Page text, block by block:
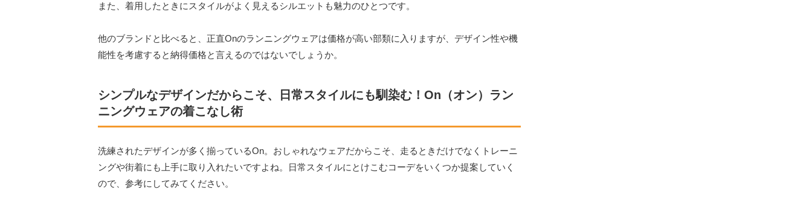
また、着用したときにスタイルがよく見えるシルエットも魅力のひとつです。
他のブランドと比べると、正直Onのランニングウェアは価格が高い部類に入りますが、デザイン性や機
能性を考慮すると納得価格と言えるのではないでしょうか。
シンプルなデザインだからこそ、日常スタイルにも馴染む！On（オン）ラン
ニングウェアの着こなし術
洗練されたデザインが多く揃っているOn。おしゃれなウェアだからこそ、走るときだけでなくトレーニ
ングや街着にも上手に取り入れたいですよね。日常スタイルにとけこむコーデをいくつか提案していく
ので、参考にしてみてください。